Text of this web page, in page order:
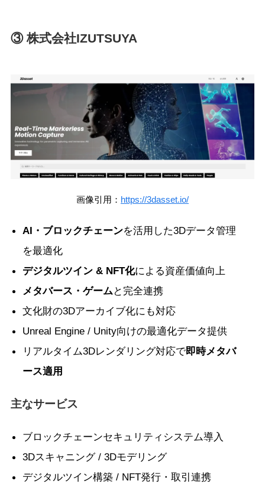
③ 株式会社IZUTSUYA
画像引用： https://3dasset.io/
AI・ブロックチェーンを活用した3Dデータ管理
を最適化
デジタルツイン & NFT化による資産価値向上
メタバース・ゲームと完全連携
文化財の3Dアーカイブ化にも対応
Unreal Engine / Unity向けの最適化データ提供
リアルタイム3Dレンダリング対応で即時メタバ
ース適用
主なサービス
ブロックチェーンセキュリティシステム導入
3Dスキャニング / 3Dモデリング
デジタルツイン構築 / NFT発行・取引連携